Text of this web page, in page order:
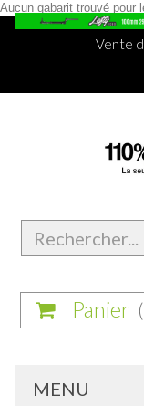
Aucun gabarit trouvé pour
Vente
Panier
MENU